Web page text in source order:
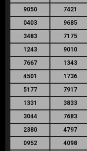
9050
7421
0403
9685
3483
7175
1243
9010
7667
1343
4501
1736
5177
7917
1331
3833
3044
7683
2380
4797
0952
4098